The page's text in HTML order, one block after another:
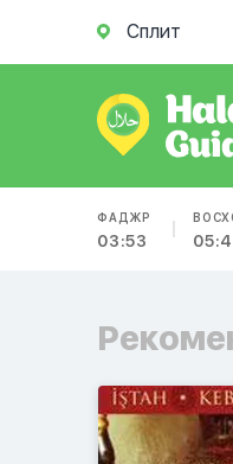
Сплит
ФАДЖР
03:53